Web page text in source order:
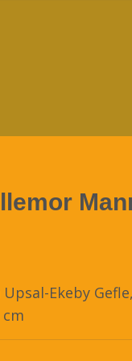
Ekeby